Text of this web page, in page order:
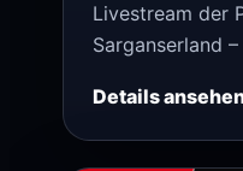
Livestream der
Sarganserland
Details